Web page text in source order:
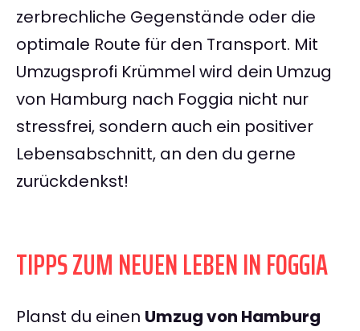
zerbrechliche Gegenstände oder die
optimale Route für den Transport. Mit
Umzugsprofi Krümmel wird dein Umzug
von Hamburg nach Foggia nicht nur
stressfrei, sondern auch ein positiver
Lebensabschnitt, an den du gerne
zurückdenkst!
TIPPS ZUM NEUEN LEBEN IN FOGGIA
Planst du einen Umzug von Hamburg